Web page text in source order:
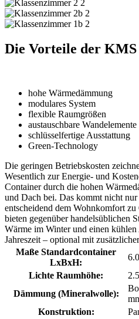
Die Vorteile der
hohe Wärmedämmung
modulares System
flexible Raumgrößen
austauschbare Wandelemente
schlüsselfertige Ausstattung
Green-Technology
Die geringen Betriebskosten
Wesentlich zur Energie- und
Container durch die hohen
und Dach bei. Das kommt nicht
entscheidend dem Wohnkomfort
bieten gegenüber handelsüblichen
Wärme im Winter und einen
Jahreszeit – optional mit
Maße Standardcontainer
LxBxH:
Lichte Raumhöhe:
Dämmung (Mineralwolle):
Konstruktion: